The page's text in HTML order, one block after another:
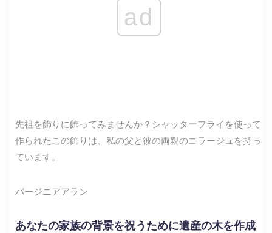
ad
先祖を飾りに飾ってみませんか？シャッターフライを使って
作られたこの飾りは、私の父と彼の両親のコラージュを持っ
ています。
バージニアアラン
あなたの家族の背景を祝うために遺産の木を作成